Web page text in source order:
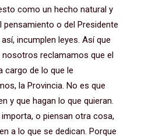
como un hecho natural y
pensamiento o del Presidente
incumplen leyes. Así que
reclamamos que el
cargo de lo que le
la Provincia. No es que
y que hagan lo que quieran.
o piensan otra cosa,
a lo que se dedican. Porque